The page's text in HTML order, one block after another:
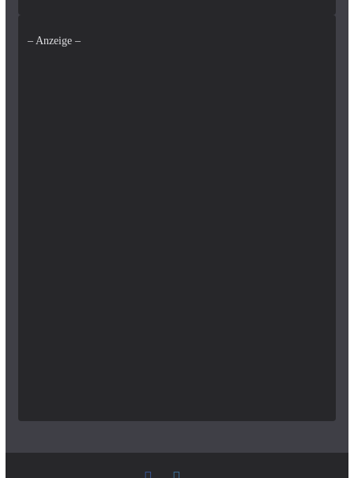
– Anzeige –